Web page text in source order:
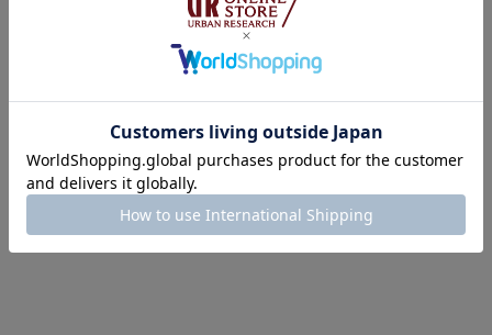
アーバンリサーチオンラインストアのログインには
オンラインストア・店舗共通会員サービス「UR CLUB」への登録が必要で
す。
※UR CLUB会員サイトへ移動します。
UR CLUBの詳しいサービス内容はこちら